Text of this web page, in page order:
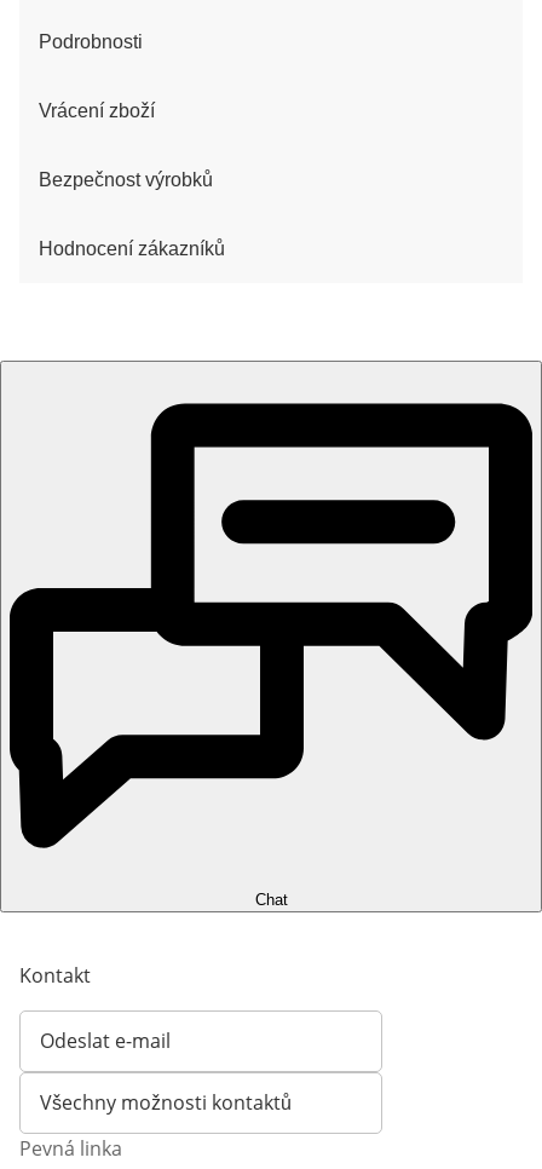
Podrobnosti
Vrácení zboží
Bezpečnost výrobků
Hodnocení zákazníků
Chat
Kontakt
Odeslat e-mail
Otevírá e-mailového klienta
Všechny možnosti kontaktů
Pevná linka